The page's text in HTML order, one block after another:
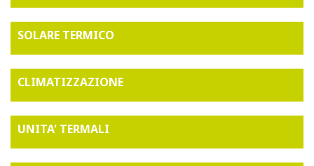
SOLARE TERMICO
CLIMATIZZAZIONE
UNITA' TERMALI